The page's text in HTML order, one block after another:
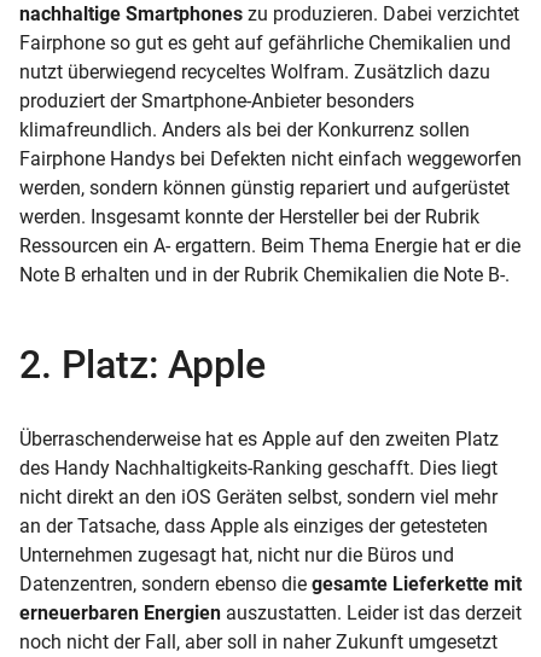
nachhaltige Smartphones zu produzieren. Dabei verzichtet
Fairphone so gut es geht auf gefährliche Chemikalien und
nutzt überwiegend recyceltes Wolfram. Zusätzlich dazu
produziert der Smartphone-Anbieter besonders
klimafreundlich. Anders als bei der Konkurrenz sollen
Fairphone Handys bei Defekten nicht einfach weggeworfen
werden, sondern können günstig repariert und aufgerüstet
werden. Insgesamt konnte der Hersteller bei der Rubrik
Ressourcen ein A- ergattern. Beim Thema Energie hat er die
Note B erhalten und in der Rubrik Chemikalien die Note B-.
2. Platz: Apple
Überraschenderweise hat es Apple auf den zweiten Platz
des Handy Nachhaltigkeits-Ranking geschafft. Dies liegt
nicht direkt an den iOS Geräten selbst, sondern viel mehr
an der Tatsache, dass Apple als einziges der getesteten
Unternehmen zugesagt hat, nicht nur die Büros und
Datenzentren, sondern ebenso die gesamte Lieferkette mit
erneuerbaren Energien auszustatten. Leider ist das derzeit
noch nicht der Fall, aber soll in naher Zukunft umgesetzt